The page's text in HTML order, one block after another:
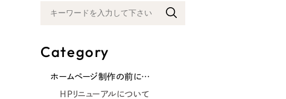
Category
ホームページ制作の前に…
HPリニューアルについて